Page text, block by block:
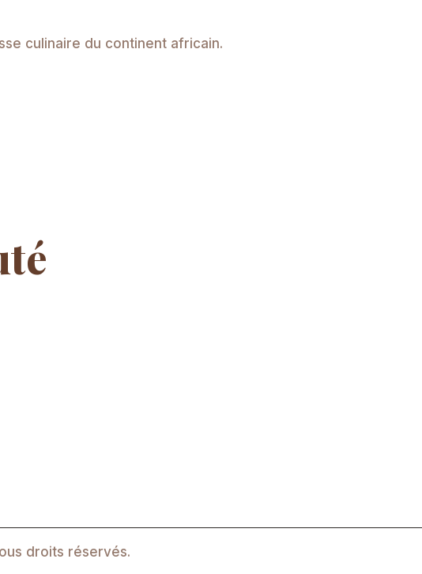
culinaire du continent africain.
droits réservés.